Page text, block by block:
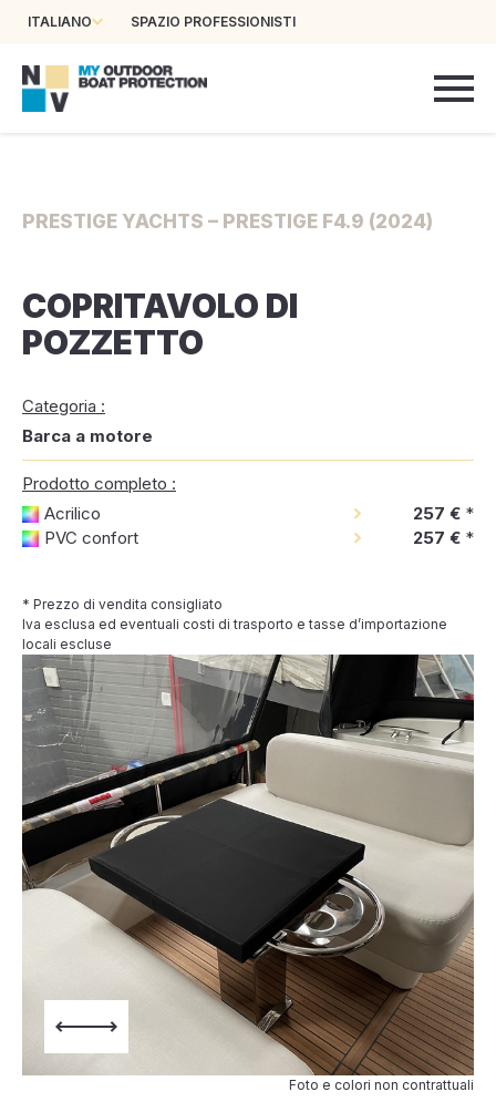
ITALIANO SPAZIO PROFESSIONISTI
PRESTIGE YACHTS – PRESTIGE F4.9 (2024)
COPRITAVOLO DI
POZZETTO
Categoria :
Barca a motore
Prodotto completo :
Acrilico
257 € *
PVC confort
257 € *
* Prezzo di vendita consigliato
Iva esclusa ed eventuali costi di trasporto e tasse d’importazione
locali escluse
Foto e colori non contrattuali